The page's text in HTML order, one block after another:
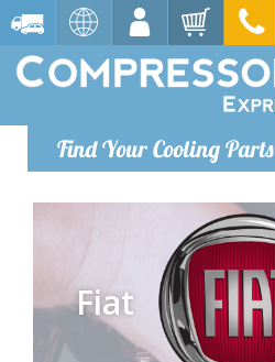
Find Your Cooling Parts
Fiat